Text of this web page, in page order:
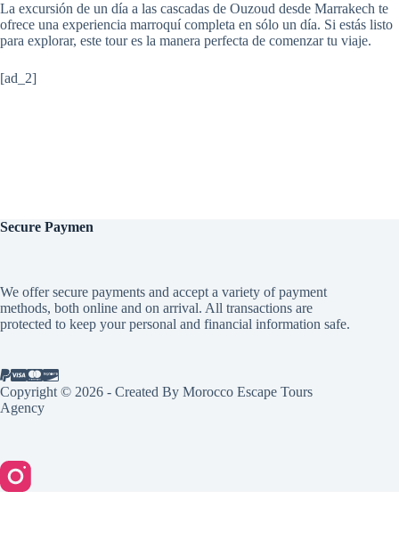
La excursión de un día a las cascadas de Ouzoud desde Marrakech te
ofrece una experiencia marroquí completa en sólo un día. Si estás listo
para explorar, este tour es la manera perfecta de comenzar tu viaje.
[ad_2]
Secure Paymen
We offer secure payments and accept a variety of payment
methods, both online and on arrival. All transactions are
protected to keep your personal and financial information safe.
Copyright © 2026 - Created By Morocco Escape Tours
Agency